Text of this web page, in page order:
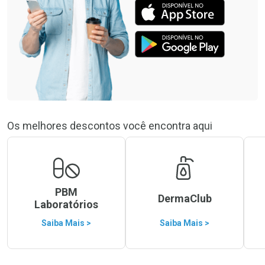
Os melhores descontos você encontra aqui
PBM
Laboratórios
Saiba Mais >
DermaClub
Saiba Mais >